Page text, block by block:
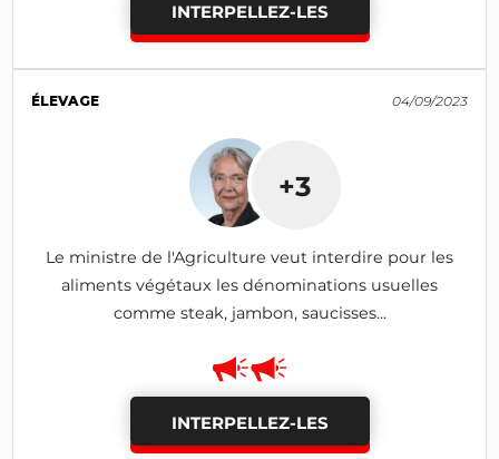
INTERPELLEZ-LES
ÉLEVAGE 04/09/2023
+3
Le ministre de l'Agriculture veut interdire pour les
aliments végétaux les dénominations usuelles
comme steak, jambon, saucisses...
INTERPELLEZ-LES